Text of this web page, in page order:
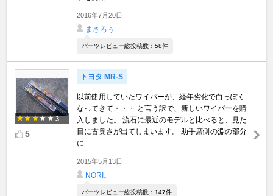
2016年7月20日
まさろぅ
パーツレビュー総投稿数：58件
3
5
トヨタ MR-S
以前使用していたワイパーが、経年劣化で白っぽく
なってきて・・・ と言う訳で、新しいワイパーを購
入しました。 流石に最近のモデルと比べると、見た
目に古臭さが出てしまいます。 助手席側の淵の部分
に ...
2015年5月13日
NORI。
パーツレビュー総投稿数：147件